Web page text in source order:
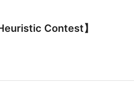
Contest】